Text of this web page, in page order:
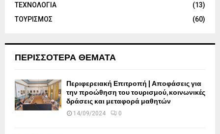
ΤΕΧΝΟΛΟΓΙΑ
(13)
ΤΟΥΡΙΣΜΟΣ
(60)
ΠΕΡΙΣΣΟΤΕΡΑ ΘΕΜΑΤΑ
Περιφερειακή Επιτροπή | Αποφάσεις για
την προώθηση του τουρισμού, κοινωνικές
δράσεις και μεταφορά μαθητών
14/09/2024 0